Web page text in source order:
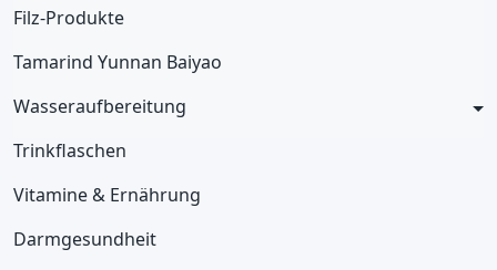
Filz-Produkte
Tamarind Yunnan Baiyao
Wasseraufbereitung
Trinkflaschen
Vitamine & Ernährung
Darmgesundheit